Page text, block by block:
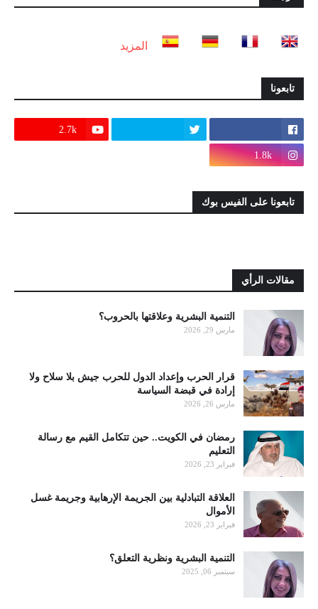
المزيد
تابعونا
2.7k
1.8k
تابعونا على الفيس بوك
مقالات الرأي
التنمية البشرية وعلاقتها بالحروب؟
مارس 29, 2026
قرار الحرب وإعداد الدول للحرب جيش بلا سلاح ولا
إرادة في قبضة السياسة
مارس 26, 2026
رمضان في الكويت.. حين تتكامل القيم مع رسالة
التعليم
فبراير 23, 2026
العلاقة التبادلية بين الجريمة الإرهابية وجريمة غسل
الأموال
فبراير 23, 2026
التنمية البشرية ونظرية التعلق؟
سبتمبر 06, 2025